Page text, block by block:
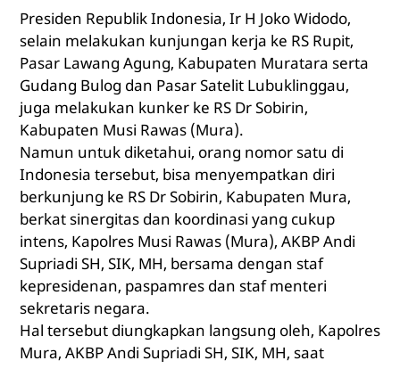
Presiden Republik Indonesia, Ir H Joko Widodo,
selain melakukan kunjungan kerja ke RS Rupit,
Pasar Lawang Agung, Kabupaten Muratara serta
Gudang Bulog dan Pasar Satelit Lubuklinggau,
juga melakukan kunker ke RS Dr Sobirin,
Kabupaten Musi Rawas (Mura).
Namun untuk diketahui, orang nomor satu di
Indonesia tersebut, bisa menyempatkan diri
berkunjung ke RS Dr Sobirin, Kabupaten Mura,
berkat sinergitas dan koordinasi yang cukup
intens, Kapolres Musi Rawas (Mura), AKBP Andi
Supriadi SH, SIK, MH, bersama dengan staf
kepresidenan, paspamres dan staf menteri
sekretaris negara.
Hal tersebut diungkapkan langsung oleh, Kapolres
Mura, AKBP Andi Supriadi SH, SIK, MH, saat